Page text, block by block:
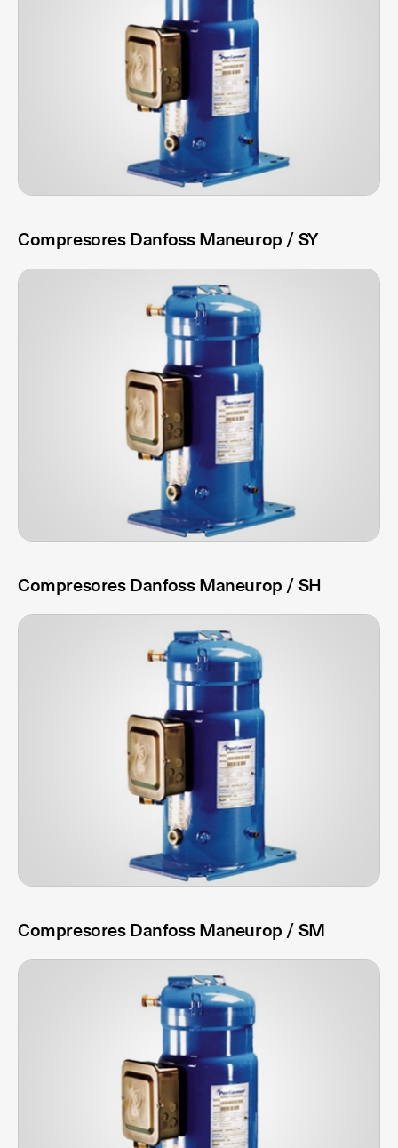
Compresores Danfoss Maneurop / SY
Compresores Danfoss Maneurop / SH
Compresores Danfoss Maneurop / SM